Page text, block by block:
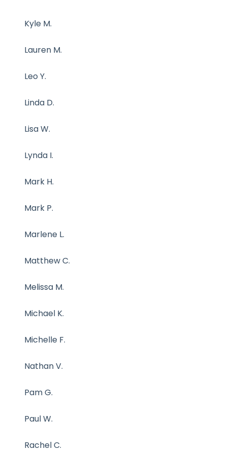
Kyle M.
Lauren M.
Leo Y.
Linda D.
Lisa W.
Lynda I.
Mark H.
Mark P.
Marlene L.
Matthew C.
Melissa M.
Michael K.
Michelle F.
Nathan V.
Pam G.
Paul W.
Rachel C.